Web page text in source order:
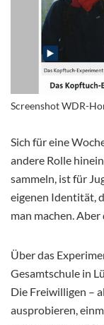
Screenshot WDR-
Sich für eine
andere Rolle
sammeln, ist für
eigenen Identität,
man machen.
Über das
Gesamtschule in
Die Freiwilligen –
ausprobieren,